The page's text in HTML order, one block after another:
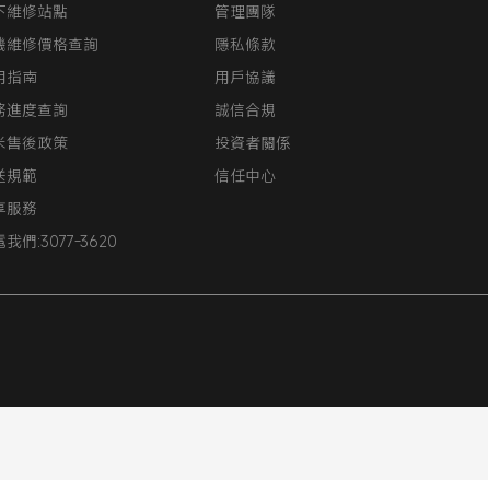
維修站點
維修價格查詢
指南
進度查詢
售後政策
規範
服務
我們:3077-3620
管理團隊
隱私條款
用戶協議
誠信合規
投資者關係
信任中心